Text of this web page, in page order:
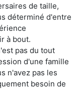
de taille,
déterminé d'entre
à bout.
pas du tout
d'une famille
n'avez pas les
besoin de